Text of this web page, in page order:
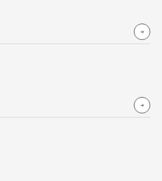
います。これらの利点を最大限に
を克服するための新たな健康経営
います。
ーク中の運動不足を解消するため
ラインフィットネスプログラムの
た、メンタル面においては、エン
めに個人面談やキャリアサポー
ミナーの実施などがあります。こ